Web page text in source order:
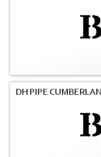
DH PIPE